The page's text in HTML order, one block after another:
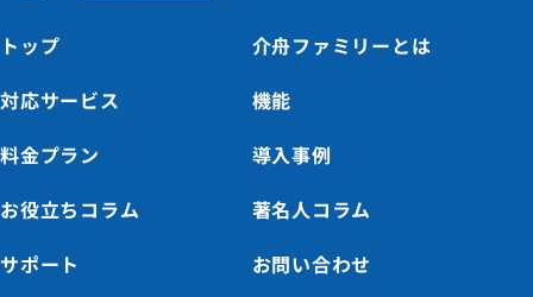
トップ
介舟ファミリーとは
対応サービス
機能
料金プラン
導入事例
お役立ちコラム
著名人コラム
サポート
お問い合わせ